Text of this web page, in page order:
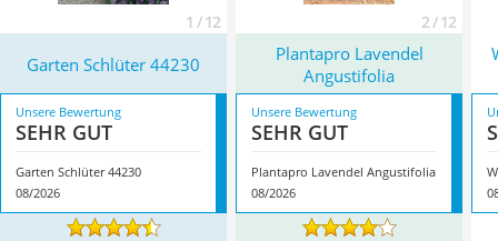
1 / 12 2 / 12
Garten Schlüter 44230
Plantapro Lavendel
Angustifolia
Unsere Bewertung
SEHR GUT
Garten Schlüter 44230
08/2026
Unsere Bewertung
SEHR GUT
Plantapro Lavendel Angustifolia
08/2026